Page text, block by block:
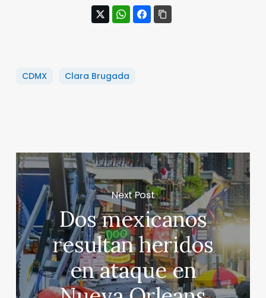
CDMX Clara Brugada
Next Post
Dos mexicanos
resultan heridos
en ataque en